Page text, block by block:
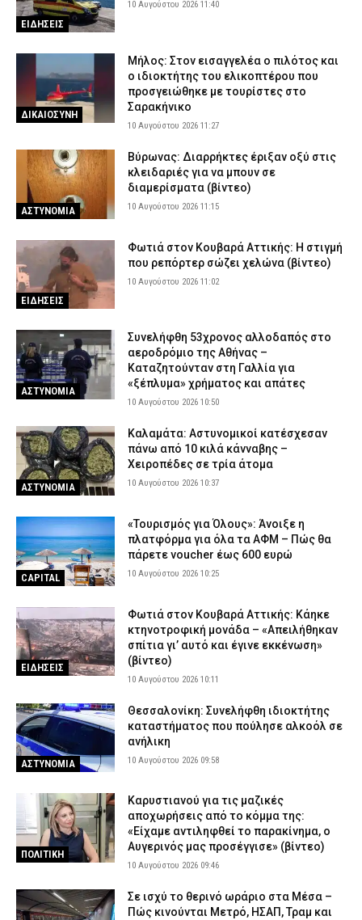
ΕΙΔΗΣΕΙΣ 9 Αυγούστου 2026 21:15
Κινητοποιήθηκε η Πυροσβεστική
ΕΙΔΗΣΕΙΣ 9 Αυγούστου 2026 21:04
Τραγωδία στην Καβάλα: Νεκρή 65χρονη λουόμενη στους
Αμμόλοφους
ΑΑΔΕ: Κατασχέθηκαν 1.296 φιάλες παράνομου φρέον σε
Κήπους και Δοϊράνη – Διαφυγόντες δασμοί 338.000 ευρώ
(εικόνες)
ΕΙΔΗΣΕΙΣ 9 Αυγούστου 2026 20:31
Πέθανε ο ηθοποιός Νίκος Καλογερόπουλος
ΕΙΔΗΣΕΙΣ 9 Αυγούστου 2026 20:12
Προήχθησαν έξι αξιωματικοί της ΕΛ.ΑΣ. στην Π.Ε. Κοζάνης – Οι
νέοι τους βαθμοί
ΣΩΜΑΤΑ ΑΣΦΑΛΕΙΑΣ 9 Αυγούστου 2026 20:00
ΕΙΔΗΣΕΙΣ
10 Αυγούστου 2026 11:40
ΔΙΚΑΙΟΣΥΝΗ
Μήλος: Στον εισαγγελέα ο πιλότος και
ο ιδιοκτήτης του ελικοπτέρου που
προσγειώθηκε με τουρίστες στο
Σαρακήνικο
10 Αυγούστου 2026 11:27
ΑΣΤΥΝΟΜΙΑ
Βύρωνας: Διαρρήκτες έριξαν οξύ στις
κλειδαριές για να μπουν σε
διαμερίσματα (βίντεο)
10 Αυγούστου 2026 11:15
ΕΙΔΗΣΕΙΣ
Φωτιά στον Κουβαρά Αττικής: Η στιγμή
που ρεπόρτερ σώζει χελώνα (βίντεο)
10 Αυγούστου 2026 11:02
ΑΣΤΥΝΟΜΙΑ
Συνελήφθη 53χρονος αλλοδαπός στο
αεροδρόμιο της Αθήνας –
Καταζητούνταν στη Γαλλία για
«ξέπλυμα» χρήματος και απάτες
10 Αυγούστου 2026 10:50
ΑΣΤΥΝΟΜΙΑ
Καλαμάτα: Αστυνομικοί κατέσχεσαν
πάνω από 10 κιλά κάνναβης –
Χειροπέδες σε τρία άτομα
10 Αυγούστου 2026 10:37
CAPITAL
«Τουρισμός για Όλους»: Άνοιξε η
πλατφόρμα για όλα τα ΑΦΜ – Πώς θα
πάρετε voucher έως 600 ευρώ
10 Αυγούστου 2026 10:25
ΕΙΔΗΣΕΙΣ
Φωτιά στον Κουβαρά Αττικής: Κάηκε
κτηνοτροφική μονάδα – «Απειλήθηκαν
σπίτια γι’ αυτό και έγινε εκκένωση»
(βίντεο)
10 Αυγούστου 2026 10:11
ΑΣΤΥΝΟΜΙΑ
Θεσσαλονίκη: Συνελήφθη ιδιοκτήτης
καταστήματος που πούλησε αλκοόλ σε
ανήλικη
10 Αυγούστου 2026 09:58
ΠΟΛΙΤΙΚΗ
Καρυστιανού για τις μαζικές
αποχωρήσεις από το κόμμα της:
«Είχαμε αντιληφθεί το παρακίνημα, ο
Αυγερινός μας προσέγγισε» (βίντεο)
10 Αυγούστου 2026 09:46
Σε ισχύ το θερινό ωράριο στα Μέσα –
Πώς κινούνται Μετρό, ΗΣΑΠ, Τραμ και